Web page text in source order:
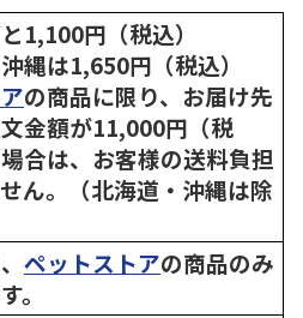
1,100円（税込）
縄は1,650円（税込）
の商品に限り、お届け先
金額が11,000円（税
合は、お客様の送料負担
ん。（北海道・沖縄は除
ペットストアの商品のみ
。